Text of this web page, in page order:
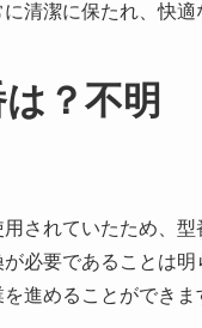
清潔に保たれ、快適
？不明
されていたため、
必要であることは
進めることができま